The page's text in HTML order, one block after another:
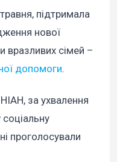
підтримала
нової
вразливих сімей –
допомоги.
за ухвалення
проголосували